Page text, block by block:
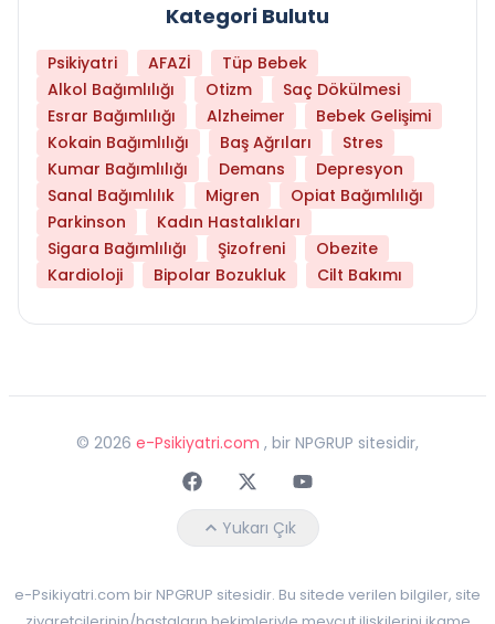
Kategori Bulutu
Psikiyatri AFAZİ
Tüp Bebek
Alkol Bağımlılığı
Otizm
Saç Dökülmesi
Esrar Bağımlılığı
Alzheimer
Bebek Gelişimi
Kokain Bağımlılığı
Baş Ağrıları
Stres
Kumar Bağımlılığı
Demans
Depresyon
Sanal Bağımlılık
Migren
Opiat Bağımlılığı
Parkinson
Kadın Hastalıkları
Sigara Bağımlılığı
Şizofreni
Obezite
Kardioloji
Bipolar Bozukluk Cilt Bakımı
© 2026 e-Psikiyatri.com , bir NPGRUP sitesidir,
FaceebokTwitterYoutube
Yukarı Çık
e-Psikiyatri.com bir NPGRUP sitesidir. Bu sitede verilen bilgiler, site